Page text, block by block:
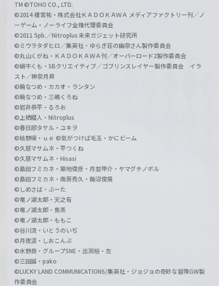
TM ©TOHO CO., LTD.
©2014 榎宮祐・株式会社ＫＡＤＯＫＡＷＡ メディアファクトリー刊／ノ
ーゲーム・ノーライフ全権代理委員会
©2011 5pb.／Nitroplus 未来ガジェット研究所
©ミウラタダヒロ／集英社・ゆらぎ荘の幽奈さん製作委員会
©丸山くがね・ＫＡＤＯＫＡＷＡ刊／オーバーロード2製作委員会
©蝸牛くも・SBクリエイティブ／ゴブリンスレイヤー製作委員会 イラ
スト／神奈月昇
©暁なつめ・カカオ・ランタン
©暁なつめ・三嶋くろね
©岩井恭平・るろお
©上栖綴人・Nitroplus
©春日部タケル・ユキヲ
©枯野瑛・ｕｅ ©気がつけば毛玉・かにビーム
©久慈マサムネ・平つくね
©久慈マサムネ・Hisasi
©島田フミカネ・築地俊彦・月並甲介・ヤマグチノボル
©島田フミカネ・南房秀久・飯沼俊規
©しめさば・ぶーた
©竜ノ湖太郎・天之有
©竜ノ湖太郎・焦茶
©竜ノ湖太郎・ももこ
©谷川流・いとうのいぢ
©月夜涙・しおこんぶ
©水野良・グループSNE・出渕裕・左
©三田誠・pako
©LUCKY LAND COMMUNICATIONS/集英社・ジョジョの奇妙な冒険GW製
作委員会